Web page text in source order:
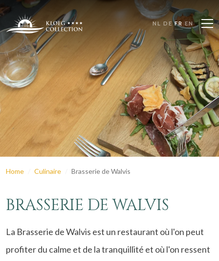
NL DE FR EN
Home Culinaire Brasserie de Walvis
BRASSERIE DE WALVIS
La Brasserie de Walvis est un restaurant où l'on peut
profiter du calme et de la tranquillité et où l'on ressent